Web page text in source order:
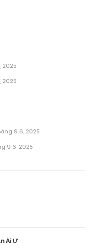
2025
2025
9 6, 2025
9 6, 2025
Ái Ư